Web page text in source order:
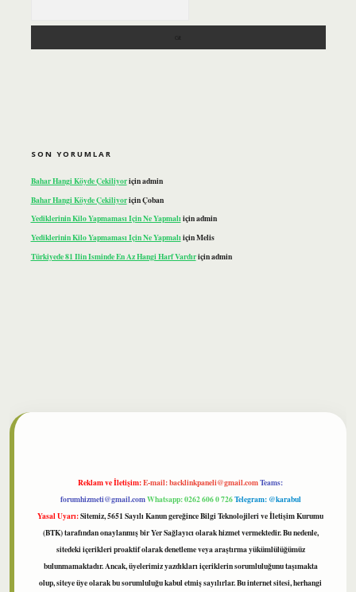
SON YORUMLAR
Bahar Hangi Köyde Çekiliyoriçinadmin
Bahar Hangi Köyde ÇekiliyoriçinÇoban
Yediklerinin Kilo Yapmaması Için Ne Yapmalıiçinadmin
Yediklerinin Kilo Yapmaması Için Ne YapmalıiçinMelis
Türkiyede 81 Ilin Isminde En Az Hangi Harf Vardıriçinadmin
Reklam ve İletişim:E-mail:backlinkpaneli@gmail.comTeams:
forumhizmeti@gmail.comWhatsapp: 0262 606 0 726Telegram: @karabul
Yasal Uyarı:Sitemiz, 5651 Sayılı Kanun gereğince Bilgi Teknolojileri ve İletişim Kurumu
(BTK) tarafından onaylanmış bir Yer Sağlayıcı olarak hizmet vermektedir. Bu nedenle,
sitedeki içerikleri proaktif olarak denetleme veya araştırma yükümlülüğümüz
bulunmamaktadır. Ancak, üyelerimiz yazdıkları içeriklerin sorumluluğunu taşımakta
olup, siteye üye olarak bu sorumluluğu kabul etmiş sayılırlar. Bu internet sitesi, herhangi